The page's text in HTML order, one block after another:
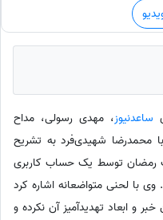
ساعدنیوز، مهدی رسولی، مداح
محمدرضا شهیدی‌فرد به تشریح
رمضان توسط یک حساب کاربری
با لحنی متواضعانه اشاره کرد
و ابعاد تهدیدآمیز آن نکرده و